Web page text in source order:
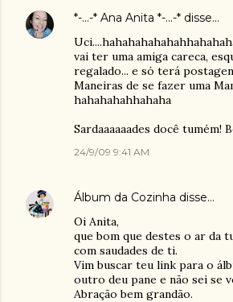
*-...-* Ana Anita *-...-* disse…
vai ter uma amiga careca,
regalado... e só terá
Maneiras de se fazer uma
hahahahahhahaha
Sardaaaaaades docê tumém!
24/9/09 9:41 AM
Álbum da Cozinha disse…
Oi Anita,
que bom que destes o ar da
com saudades de ti.
Vim buscar teu link para o
outro deu pane e não sei se
Abração bem grandão.